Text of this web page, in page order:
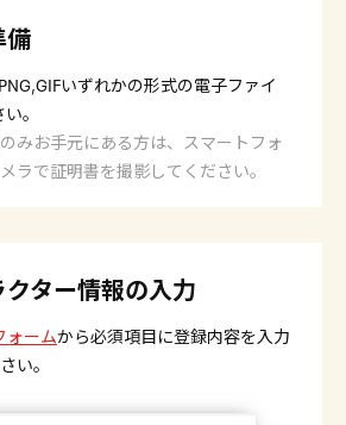
備
いずれかの形式の電子ファイ
。
みお手元にある方は、スマートフォ
ラで証明書を撮影してください。
ター情報の入力
ォームから必須項目に登録内容を入力
い。